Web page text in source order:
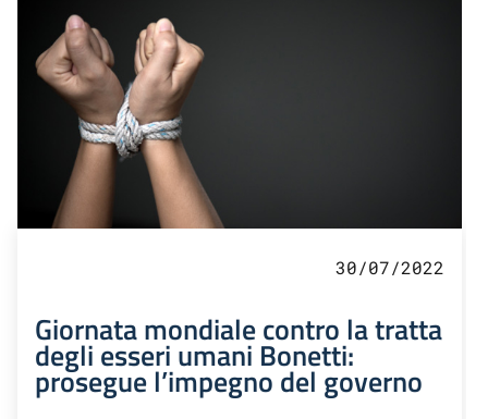
30/07/2022
Giornata mondiale contro la tratta
degli esseri umani Bonetti:
prosegue l’impegno del governo